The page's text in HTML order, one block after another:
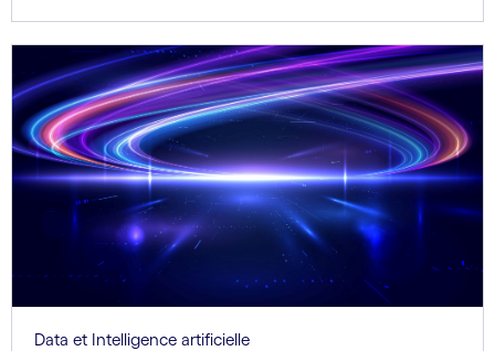
Data et Intelligence artificielle